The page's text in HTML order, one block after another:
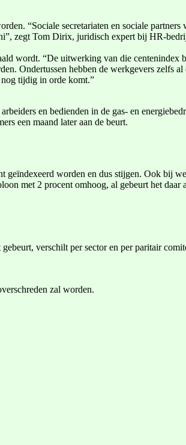
“Sociale secretariaten en sociale
zegt Tom Dirix, juridisch expert bij HR-
wordt. “De uitwerking van die
Ondertussen hebben de werkgevers zelfs
tijdig in orde komt.”
en bedienden in de gas- en
een maand later aan de beurt.
worden en dus stijgen. Ook bij
met 2 procent omhoog, al gebeurt het
verschilt per sector en per paritair
zal worden.